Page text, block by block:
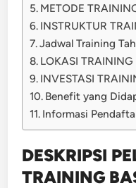
METODE
INSTRUKTUR
Jadwal Training
LOKASI TRAINING
INVESTASI
Benefit yang
Informasi
DESKRIPSI
TRAINING